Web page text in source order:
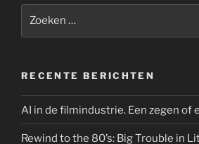
RECENTE BERICHTEN
AI in de filmindustrie. Een zegen of
Rewind to the 80’s: Big Trouble in